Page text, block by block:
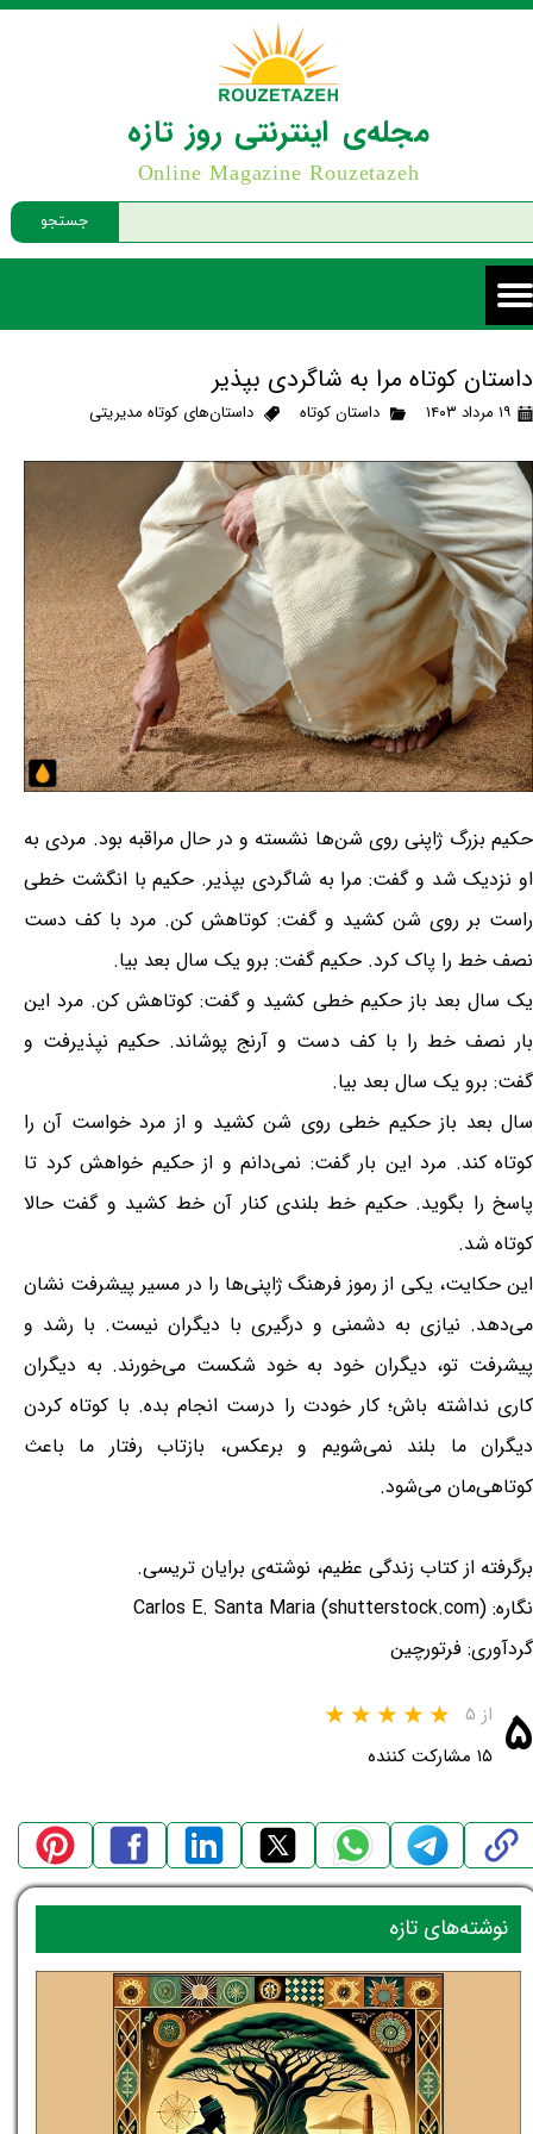
جستجو
مجله‌ی اینترنتی روز تازه
Online Magazine Rouzetazeh
داستان کوتاه مرا به شاگردی بپذیر
۱۹ مرداد ۱۴۰۳ داستان کوتاه داستان‌های کوتاه مدیریتی
حکیم بزرگ ژاپنی روی شن‌ها نشسته و در حال مراقبه بود. مردی به
او نزدیک شد و گفت: مرا به شاگردی بپذیر. حکیم با انگشت خطی
راست بر روی شن کشید و گفت: کوتاهش کن. مرد با کف دست
نصف خط را پاک کرد. حکیم گفت: برو یک سال بعد بیا.
یک سال بعد باز حکیم خطی کشید و گفت: کوتاهش کن. مرد این
بار نصف خط را با کف دست و آرنج پوشاند. حکیم نپذیرفت و
گفت: برو یک سال بعد بیا.
سال بعد باز حکیم خطی روی شن کشید و از مرد خواست آن را
کوتاه کند. مرد این بار گفت: نمی‌دانم و از حکیم خواهش کرد تا
پاسخ را بگوید. حکیم خط بلندی کنار آن خط کشید و گفت حالا
کوتاه شد.
این حکایت، یکی از رموز فرهنگ ژاپنی‌ها را در مسیر پیشرفت نشان
می‌دهد. نیازی به دشمنی و درگیری با دیگران نیست. با رشد و
پیشرفت تو، دیگران خود به خود شکست می‌خورند. به دیگران
کاری نداشته باش؛ کار خودت را درست انجام بده. با کوتاه کردن
دیگران ما بلند نمی‌شویم و برعکس، بازتاب رفتار ما باعث
کوتاهی‌مان می‌شود.
برگرفته از کتاب زندگی عظیم، نوشته‌ی برایان تریسی.
نگاره: Carlos E. Santa Maria (shutterstock.com)
گردآوری: فرتورچین
۵ از ۵
۱۵ مشارکت کننده
نوشته‌های تازه